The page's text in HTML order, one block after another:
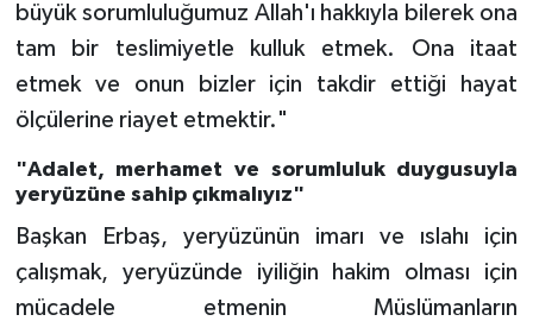
büyük sorumluluğumuz Allah'ı hakkıyla bilerek ona
tam bir teslimiyetle kulluk etmek. Ona itaat
etmek ve onun bizler için takdir ettiği hayat
ölçülerine riayet etmektir."
"Adalet, merhamet ve sorumluluk duygusuyla
yeryüzüne sahip çıkmalıyız"
Başkan Erbaş, yeryüzünün imarı ve ıslahı için
çalışmak, yeryüzünde iyiliğin hakim olması için
mücadele etmenin Müslümanların
İstanbul Müftülüğü
İzmir Müftülüğü
Karaman Müftülüğü